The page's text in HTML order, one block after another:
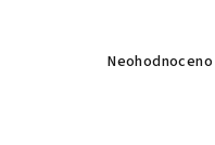
Průměrné
Neohodnoceno